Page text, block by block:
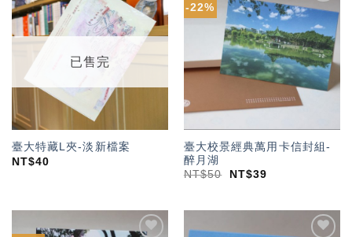
加入
「願
望輕
單」
已售完
臺大特藏L夾-淡新檔案
NT$40
-22%
加入
「願
望輕
單」
臺大校景經典萬用卡信封組-
醉月湖
NT$50 NT$39